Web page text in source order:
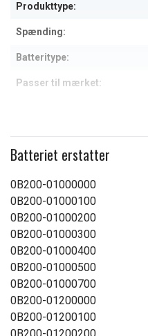
Produkttype:
Spænding:
Batteritype:
Passer til mærket:
Batteriet erstatter
0B200-01000000
0B200-01000100
0B200-01000200
0B200-01000300
0B200-01000400
0B200-01000500
0B200-01000700
0B200-01200000
0B200-01200100